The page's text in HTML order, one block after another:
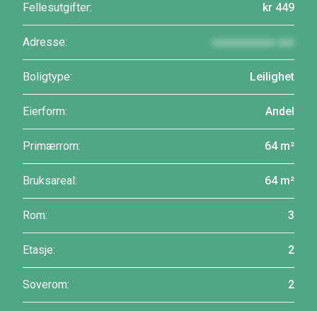
Fellesutgifter: kr 449
Adresse: xxxxxxxxxxx xxx
Boligtype: Leilighet
Eierform: Andel
Primærrom: 64 m²
Bruksareal: 64 m²
Rom: 3
Etasje: 2
Soverom: 2